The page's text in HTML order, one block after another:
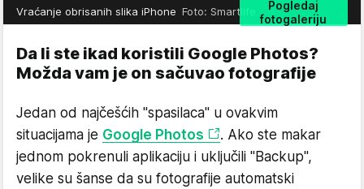
Pogledaj
fotogaleriju
Vraćanje obrisanih slika iPhone Foto: Smartlife
Da li ste ikad koristili Google Photos?
Možda vam je on sačuvao fotografije
Jedan od najčešćih "spasilaca" u ovakvim
situacijama je Google Photos
. Ako ste makar
jednom pokrenuli aplikaciju i uključili "Backup",
velike su šanse da su fotografije automatski